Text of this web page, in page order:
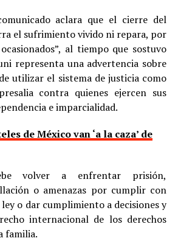
aclara que el cierre del
el sufrimiento vivido ni repara, por
al tiempo que sostuvo
representa una advertencia sobre
utilizar el sistema de justicia como
contra quienes ejercen sus
e imparcialidad.
de México van ‘a la caza’ de
volver a enfrentar prisión,
o amenazas por cumplir con
o dar cumplimiento a decisiones y
internacional de los derechos
familia.